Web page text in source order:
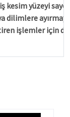
kesim yüzeyi
ayırmayı
işlemler için